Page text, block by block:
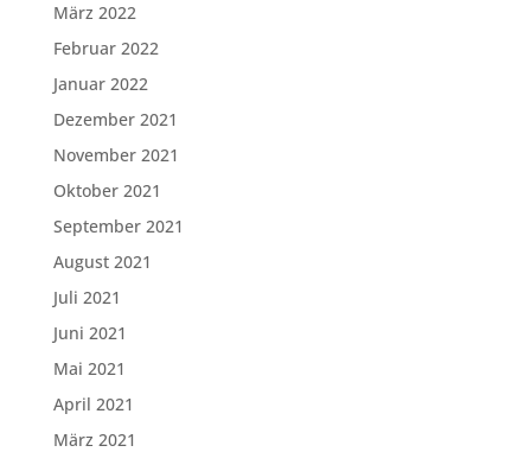
März 2022
Februar 2022
Januar 2022
Dezember 2021
November 2021
Oktober 2021
September 2021
August 2021
Juli 2021
Juni 2021
Mai 2021
April 2021
März 2021